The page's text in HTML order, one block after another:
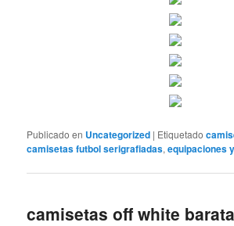
Publicado en Uncategorized | Etiquetado
camisetas futbol serigrafiadas,equipaciones
camisetas off white